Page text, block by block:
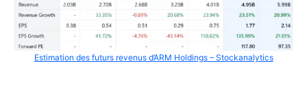
Estimation des futurs revenus d’ARM Holdings – Stockanalytics